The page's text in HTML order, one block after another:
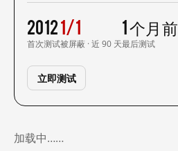
2012
首次测试
1/1
被屏蔽 · 近 90 天
1 个月前
最后测试
立即测试
加载中……